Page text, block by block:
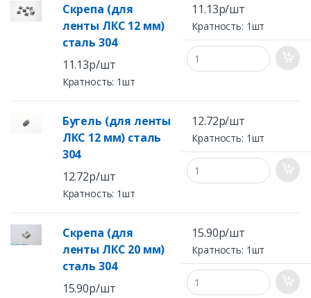
Скрепа (для
ленты ЛКС 12 мм)
сталь 304
11.13р/шт
Кратность: 1шт
11.13р/шт
Кратность: 1шт
Бугель (для ленты
ЛКС 12 мм) сталь
304
12.72р/шт
Кратность: 1шт
12.72р/шт
Кратность: 1шт
Скрепа (для
ленты ЛКС 20 мм)
сталь 304
15.90р/шт
15.90р/шт
Кратность: 1шт